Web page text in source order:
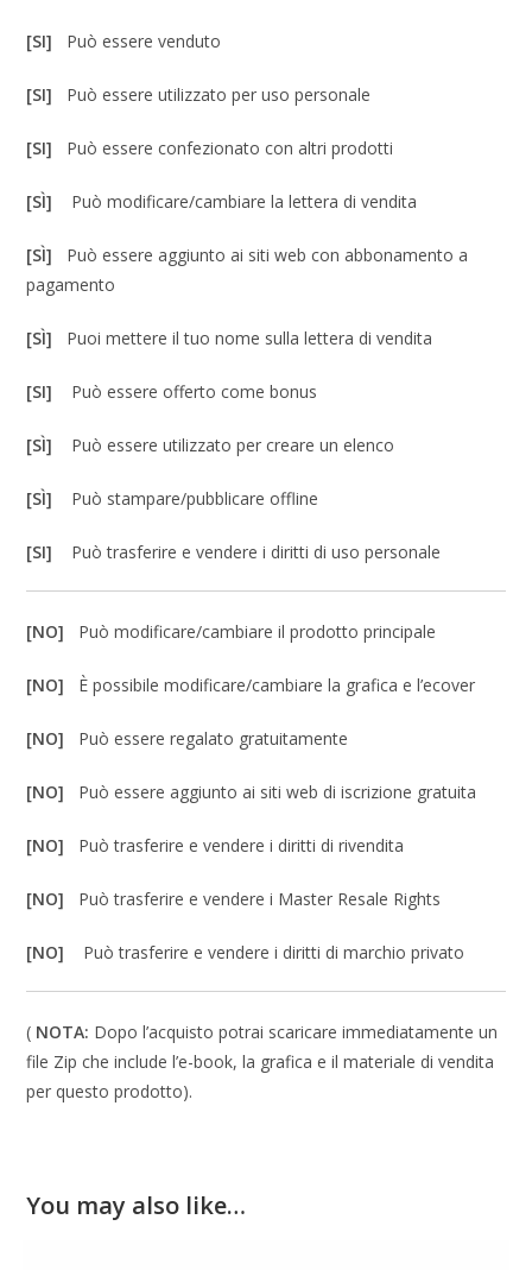
[SI] Può essere venduto
[SI] Può essere utilizzato per uso personale
[SI] Può essere confezionato con altri prodotti
[SÌ] Può modificare/cambiare la lettera di vendita
[SÌ] Può essere aggiunto ai siti web con abbonamento a
pagamento
[SÌ] Puoi mettere il tuo nome sulla lettera di vendita
[SI] Può essere offerto come bonus
[SÌ] Può essere utilizzato per creare un elenco
[SÌ] Può stampare/pubblicare offline
[SI] Può trasferire e vendere i diritti di uso personale
[NO] Può modificare/cambiare il prodotto principale
[NO] È possibile modificare/cambiare la grafica e l’ecover
[NO] Può essere regalato gratuitamente
[NO] Può essere aggiunto ai siti web di iscrizione gratuita
[NO] Può trasferire e vendere i diritti di rivendita
[NO] Può trasferire e vendere i Master Resale Rights
[NO] Può trasferire e vendere i diritti di marchio privato
( NOTA: Dopo l’acquisto potrai scaricare immediatamente un
file Zip che include l’e-book, la grafica e il materiale di vendita
per questo prodotto).
You may also like…